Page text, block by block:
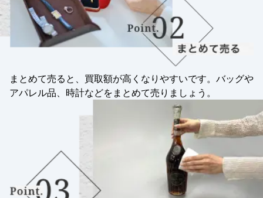
まとめて売ると、買取額が高くなりやすいです。バッグや
アパレル品、時計などをまとめて売りましょう。